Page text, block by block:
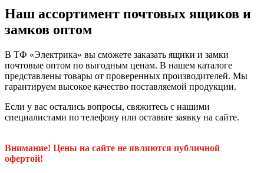
Наш ассортимент почтовых ящиков и
замков оптом
В ТФ «Электрика» вы сможете заказать ящики и замки
почтовые оптом по выгодным ценам. В нашем каталоге
представлены товары от проверенных производителей. Мы
гарантируем высокое качество поставляемой продукции.
Если у вас остались вопросы, свяжитесь с нашими
специалистами по телефону или оставьте заявку на сайте.
Внимание! Цены на сайте не являются публичной
офертой!